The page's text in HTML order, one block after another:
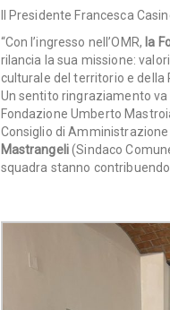
Il Presidente Francesca
“Con l’ingresso nell’OMR, la
rilancia la sua missione:
culturale del territorio e della
Un sentito ringraziamento
Fondazione Umberto
Consiglio di Amministrazione
Mastrangeli(Sindaco
squadra stanno